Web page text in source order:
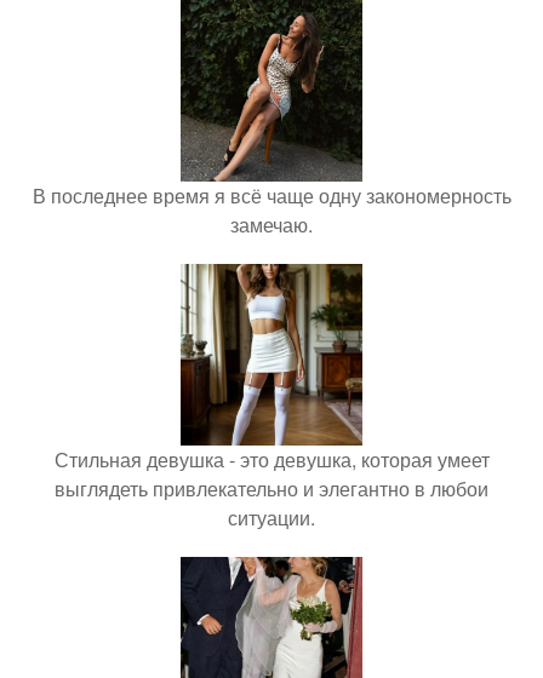
В последнее время я всё чаще одну закономерность
замечаю.
Стильная девушка - это девушка, которая умеет
выглядеть привлекательно и элегантно в любои
ситуации.